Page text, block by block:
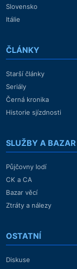
Slovensko
Itálie
ČLÁNKY
Starší články
Seriály
Černá kronika
Historie sjízdnosti
SLUŽBY A BAZAR
Půjčovny lodí
CK a CA
Bazar věcí
Ztráty a nálezy
OSTATNÍ
Diskuse